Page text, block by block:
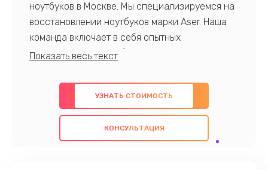
ноутбуков в Москве. Мы специализируемся на
восстановлении ноутбуков марки Aser. Наша
команда включает в себя опытных
профессионалов с обширными знаниями и
предлагаем быстрый и качественный ремонт с
использованием оригинальных компонентов, а
также гарантируем качество всех
проведенных работ. Наша цель - предоставить
УЗНАТЬ СТОИМОСТЬ
КОНСУЛЬТАЦИЯ